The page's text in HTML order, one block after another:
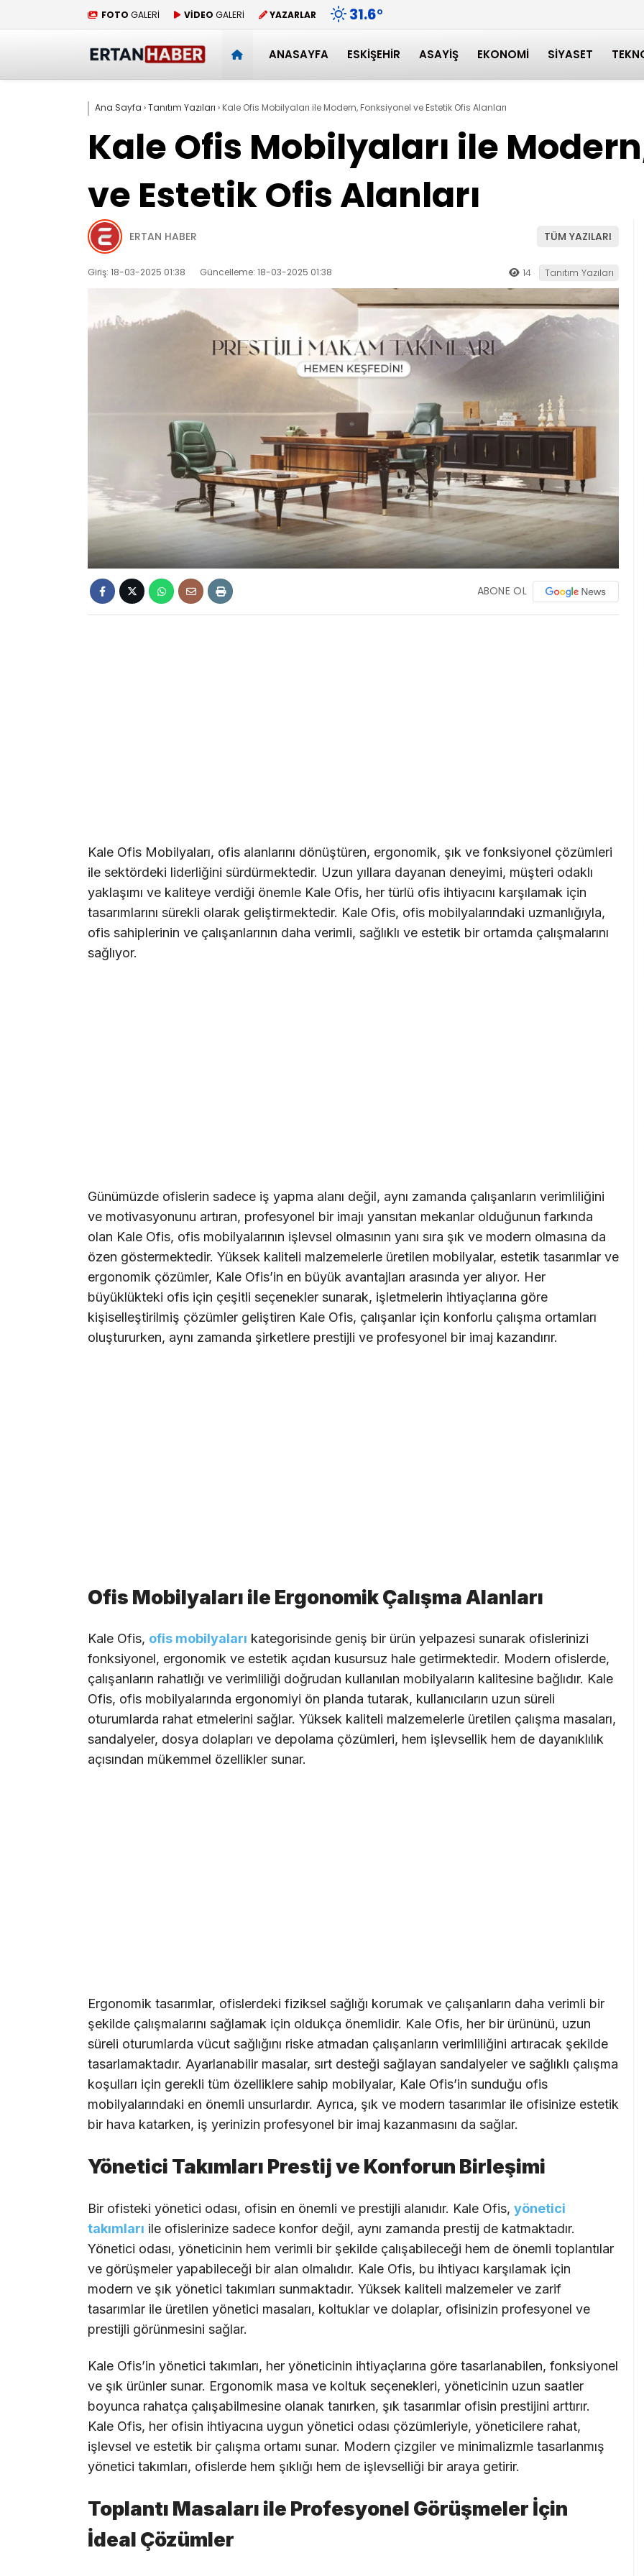
FOTO GALERİ VİDEO GALERİ YAZARLAR 31.6°
ANASAYFA ESKIŞEHIR ASAYIŞ EKONOMI SIYASET
Ana Sayfa ›Tanıtım Yazıları › Kale Ofis Mobilyaları ile Modern, Fonksiyonel ve Estetik Ofis Alanları
Kale Ofis Mobilyaları ile
ve Estetik Ofis Alanları
ERTAN HABER TÜM YAZILARI
Giriş: 18-03-2025 01:38 Güncelleme: 18-03-2025 01:38 14 Tanıtım Yazıları
ABONE OL
Kale Ofis Mobilyaları, ofis alanlarını dönüştüren, ergonomik, şık ve fonksiyonel çözümleri
ile sektördeki liderliğini sürdürmektedir. Uzun yıllara dayanan deneyimi, müşteri odaklı
yaklaşımı ve kaliteye verdiği önemle Kale Ofis, her türlü ofis ihtiyacını karşılamak için
tasarımlarını sürekli olarak geliştirmektedir. Kale Ofis, ofis mobilyalarındaki uzmanlığıyla,
ofis sahiplerinin ve çalışanlarının daha verimli, sağlıklı ve estetik bir ortamda çalışmalarını
sağlıyor.
Günümüzde ofislerin sadece iş yapma alanı değil, aynı zamanda çalışanların verimliliğini
ve motivasyonunu artıran, profesyonel bir imajı yansıtan mekanlar olduğunun farkında
olan Kale Ofis, ofis mobilyalarının işlevsel olmasının yanı sıra şık ve modern olmasına da
özen göstermektedir. Yüksek kaliteli malzemelerle üretilen mobilyalar, estetik tasarımlar ve
ergonomik çözümler, Kale Ofis’in en büyük avantajları arasında yer alıyor. Her
büyüklükteki ofis için çeşitli seçenekler sunarak, işletmelerin ihtiyaçlarına göre
kişiselleştirilmiş çözümler geliştiren Kale Ofis, çalışanlar için konforlu çalışma ortamları
oluştururken, aynı zamanda şirketlere prestijli ve profesyonel bir imaj kazandırır.
Ofis Mobilyaları ile Ergonomik Çalışma Alanları
Kale Ofis, ofis mobilyaları kategorisinde geniş bir ürün yelpazesi sunarak ofislerinizi
fonksiyonel, ergonomik ve estetik açıdan kusursuz hale getirmektedir. Modern ofislerde,
çalışanların rahatlığı ve verimliliği doğrudan kullanılan mobilyaların kalitesine bağlıdır. Kale
Ofis, ofis mobilyalarında ergonomiyi ön planda tutarak, kullanıcıların uzun süreli
oturumlarda rahat etmelerini sağlar. Yüksek kaliteli malzemelerle üretilen çalışma masaları,
sandalyeler, dosya dolapları ve depolama çözümleri, hem işlevsellik hem de dayanıklılık
açısından mükemmel özellikler sunar.
Ergonomik tasarımlar, ofislerdeki fiziksel sağlığı korumak ve çalışanların daha verimli bir
şekilde çalışmalarını sağlamak için oldukça önemlidir. Kale Ofis, her bir ürününü, uzun
süreli oturumlarda vücut sağlığını riske atmadan çalışanların verimliliğini artıracak şekilde
tasarlamaktadır. Ayarlanabilir masalar, sırt desteği sağlayan sandalyeler ve sağlıklı çalışma
koşulları için gerekli tüm özelliklere sahip mobilyalar, Kale Ofis’in sunduğu ofis
mobilyalarındaki en önemli unsurlardır. Ayrıca, şık ve modern tasarımlar ile ofisinize estetik
bir hava katarken, iş yerinizin profesyonel bir imaj kazanmasını da sağlar.
Yönetici Takımları Prestij ve Konforun Birleşimi
Bir ofisteki yönetici odası, ofisin en önemli ve prestijli alanıdır. Kale Ofis, yönetici
takımları ile ofislerinize sadece konfor değil, aynı zamanda prestij de katmaktadır.
Yönetici odası, yöneticinin hem verimli bir şekilde çalışabileceği hem de önemli toplantılar
ve görüşmeler yapabileceği bir alan olmalıdır. Kale Ofis, bu ihtiyacı karşılamak için
modern ve şık yönetici takımları sunmaktadır. Yüksek kaliteli malzemeler ve zarif
tasarımlar ile üretilen yönetici masaları, koltuklar ve dolaplar, ofisinizin profesyonel ve
prestijli görünmesini sağlar.
Kale Ofis’in yönetici takımları, her yöneticinin ihtiyaçlarına göre tasarlanabilen, fonksiyonel
ve şık ürünler sunar. Ergonomik masa ve koltuk seçenekleri, yöneticinin uzun saatler
boyunca rahatça çalışabilmesine olanak tanırken, şık tasarımlar ofisin prestijini arttırır.
Kale Ofis, her ofisin ihtiyacına uygun yönetici odası çözümleriyle, yöneticilere rahat,
işlevsel ve estetik bir çalışma ortamı sunar. Modern çizgiler ve minimalizmle tasarlanmış
yönetici takımları, ofislerde hem şıklığı hem de işlevselliği bir araya getirir.
Toplantı Masaları ile Profesyonel Görüşmeler İçin
İdeal Çözümler